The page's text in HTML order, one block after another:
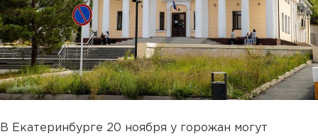
В Екатеринбурге 20 ноября у горожан могут